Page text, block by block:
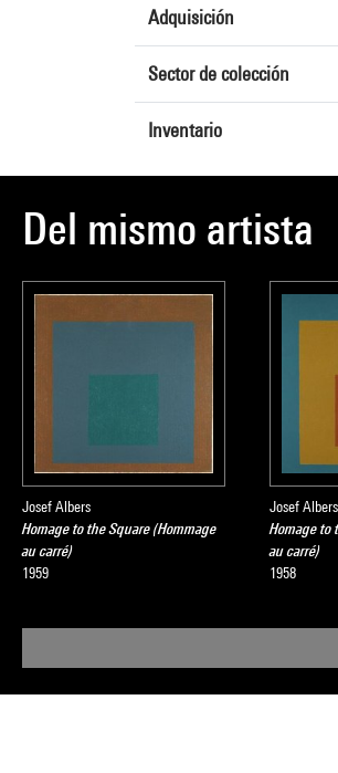
Adquisición
Sector de colección
Inventario
Del mismo artista
Josef Albers
Homage to the Square (Hommage
au carré)
1959
Josef Albers
Homage to
au carré)
1958